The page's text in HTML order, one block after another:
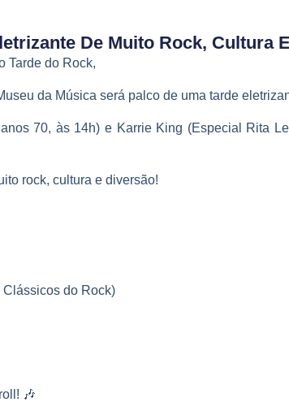
De Muito Rock, Cultura
Tarde do Rock,
da Música será palco de uma tarde
70, às 14h) e Karrie King (Especial Rita
rock, cultura e diversão!
do Rock)
🎶